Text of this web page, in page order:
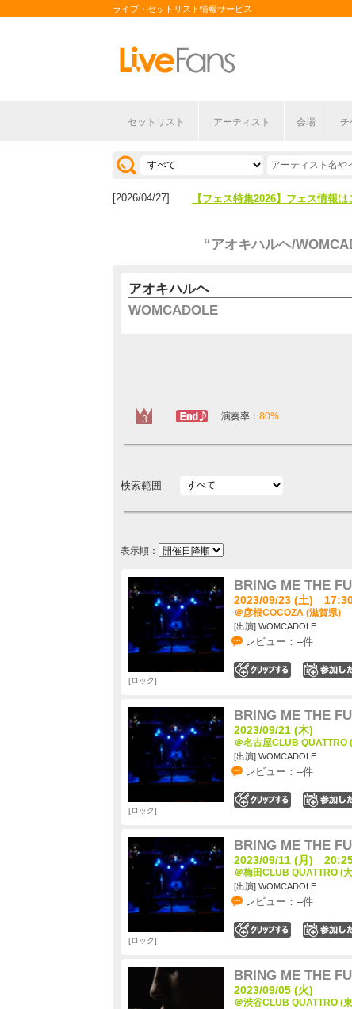
ライブ・セットリスト情報サービス
セットリスト アーティスト 会場 チ
[2026/07/28] 【ライブ動員ランキング】2026
[2026/04/27] 【フェス特集2026】フェス情報は
“アオキハルヘ/
アオキハルヘ
WOMCADOLE
3 ラスト定番
演奏率： 80%
検索範囲
表示順：
BRING ME THE
2023/09/23 (土)
＠彦根COCOZA (滋賀県)
[出演] WOMCADOLE
レビュー：--件
ロック
BRING ME THE
2023/09/21 (木)
＠名古屋CLUB QUATTRO
[出演] WOMCADOLE
レビュー：--件
ロック
BRING ME THE
2023/09/11 (月)
＠梅田CLUB QUATTRO (
[出演] WOMCADOLE
レビュー：--件
ロック
BRING ME THE
2023/09/05 (火)
＠渋谷CLUB QUATTRO (